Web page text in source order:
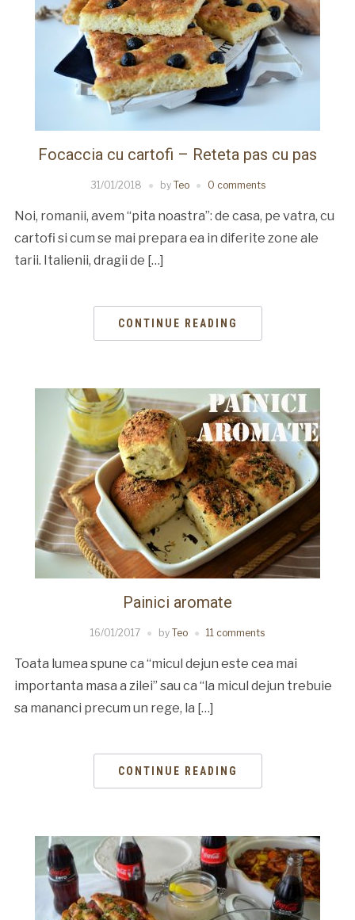
Focaccia cu cartofi – Reteta pas cu pas
31/01/2018 by Teo 0 comments
Noi, romanii, avem “pita noastra”: de casa, pe vatra, cu
cartofi si cum se mai prepara ea in diferite zone ale
tarii. Italienii, dragii de […]
CONTINUE READING
Painici aromate
16/01/2017 by Teo 11 comments
Toata lumea spune ca “micul dejun este cea mai
importanta masa a zilei” sau ca “la micul dejun trebuie
sa mananci precum un rege, la […]
CONTINUE READING